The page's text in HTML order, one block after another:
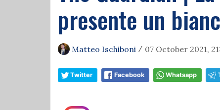
presente un
Matteo Ischiboni / 07 October 2021,
Twitter Facebook Whatsapp